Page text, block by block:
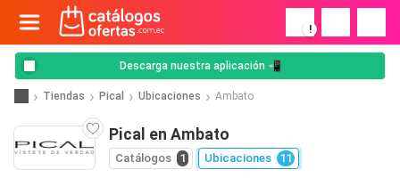
!
Descarga nuestra aplicación 📲
Tiendas Pical Ubicaciones Ambato
Pical en Ambato
Catálogos 1 Ubicaciones 11